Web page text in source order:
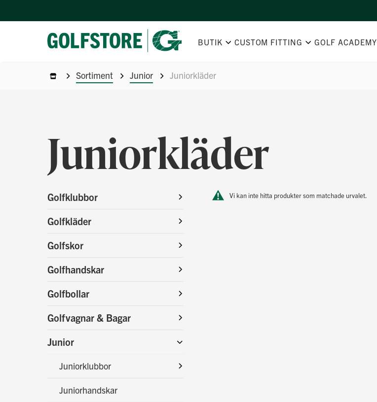
BUTIK CUSTOM FITTING GOLF ACADEMY
Sortiment Junior Juniorkläder
Juniorkläder
Vi kan inte hitta produkter som matchade urvalet.
Golfklubbor
Golfkläder
Golfskor
Golfhandskar
Golfbollar
Golfvagnar & Bagar
Junior
Juniorklubbor
Juniorhandskar